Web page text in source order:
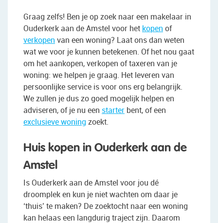
Graag zelfs! Ben je op zoek naar een makelaar in
Ouderkerk aan de Amstel voor het kopen of
verkopen van een woning? Laat ons dan weten
wat we voor je kunnen betekenen. Of het nou gaat
om het aankopen, verkopen of taxeren van je
woning: we helpen je graag. Het leveren van
persoonlijke service is voor ons erg belangrijk.
We zullen je dus zo goed mogelijk helpen en
adviseren, of je nu een starter bent, of een
exclusieve woning zoekt.
Huis kopen in Ouderkerk aan de
Amstel
Is Ouderkerk aan de Amstel voor jou dé
droomplek en kun je niet wachten om daar je
‘thuis’ te maken? De zoektocht naar een woning
kan helaas een langdurig traject zijn. Daarom